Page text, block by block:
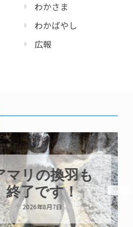
わかさま
わかばやし
広報
の換羽も
です！
2026年8月7日